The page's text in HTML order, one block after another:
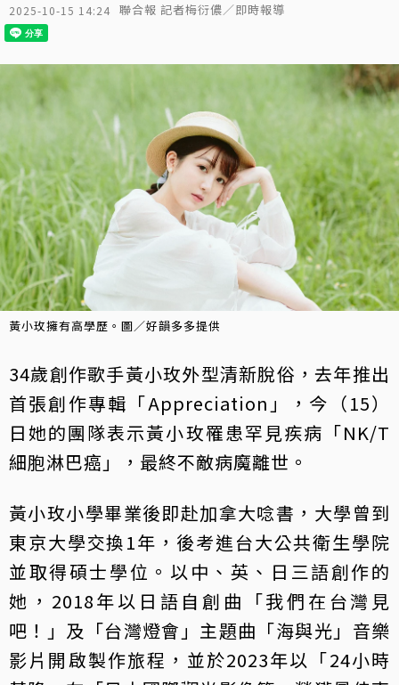
2025-10-15 14:24 聯合報 記者梅衍儂／即時報導
黃小玫擁有高學歷。圖／好韻多多提供
34歲創作歌手黃小玫外型清新脫俗，去年推出
首張創作專輯「Appreciation」，今（15）
日她的團隊表示黃小玫罹患罕見疾病「NK/T
細胞淋巴癌」，最終不敵病魔離世。
黃小玫小學畢業後即赴加拿大唸書，大學曾到
東京大學交換1年，後考進台大公共衛生學院
並取得碩士學位。以中、英、日三語創作的
她，2018年以日語自創曲「我們在台灣見
吧！」及「台灣燈會」主題曲「海與光」音樂
影片開啟製作旅程，並於2023年以「24小時